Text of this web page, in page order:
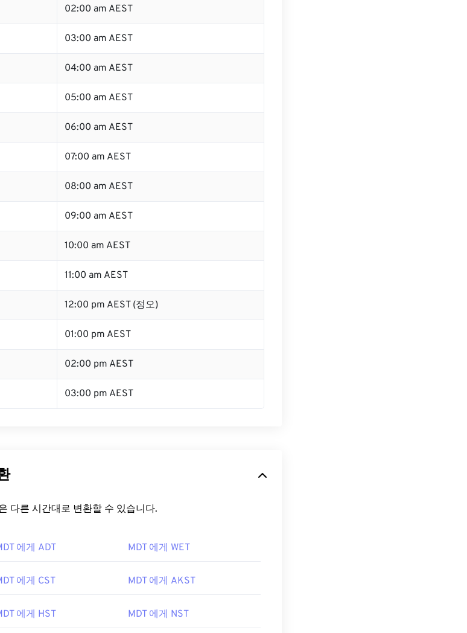
02:00 am AEST
03:00 am AEST
04:00 am AEST
05:00 am AEST
06:00 am AEST
07:00 am AEST
08:00 am AEST
09:00 am AEST
10:00 am AEST
11:00 am AEST
12:00 pm AEST (정오)
01:00 pm AEST
02:00 pm AEST
03:00 pm AEST
다른 시간대로 변환할 수 있습니다.
에게 ADT MDT 에게 WET
에게 CST MDT 에게 AKST
에게 HST MDT 에게 NST